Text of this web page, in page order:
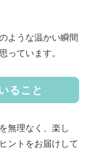
ような温かい瞬間
っています。
ること
無理なく、楽し
ントをお届けして